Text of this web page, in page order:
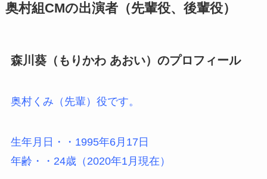
奥村組CMの出演者（先輩役、後輩役）
森川葵（もりかわ あおい）のプロフィール
奥村くみ（先輩）役です。
生年月日・・1995年6月17日
年齢・・24歳（2020年1月現在）